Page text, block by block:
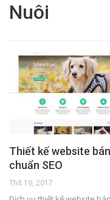
Nuôi
Thiết kế website
chuẩn SEO
Th8 19, 2017